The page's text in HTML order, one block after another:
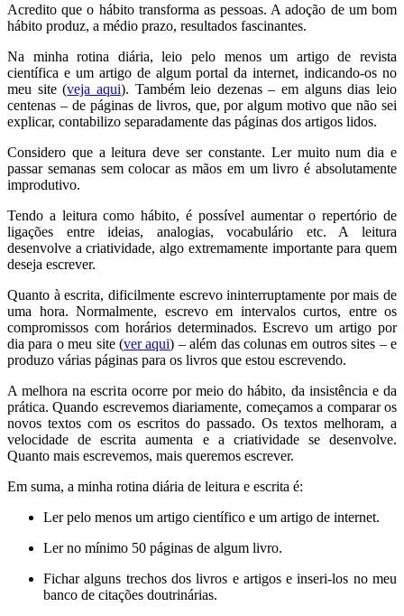
Acredito que o hábito transforma as pessoas. A adoção de um bom
hábito produz, a médio prazo, resultados fascinantes.
Na minha rotina diária, leio pelo menos um artigo de revista
científica e um artigo de algum portal da internet, indicando-os no
meu site (veja aqui). Também leio dezenas – em alguns dias leio
centenas – de páginas de livros, que, por algum motivo que não sei
explicar, contabilizo separadamente das páginas dos artigos lidos.
Considero que a leitura deve ser constante. Ler muito num dia e
passar semanas sem colocar as mãos em um livro é absolutamente
improdutivo.
Tendo a leitura como hábito, é possível aumentar o repertório de
ligações entre ideias, analogias, vocabulário etc. A leitura
desenvolve a criatividade, algo extremamente importante para quem
deseja escrever.
Quanto à escrita, dificilmente escrevo ininterruptamente por mais de
uma hora. Normalmente, escrevo em intervalos curtos, entre os
compromissos com horários determinados. Escrevo um artigo por
dia para o meu site (ver aqui) – além das colunas em outros sites – e
produzo várias páginas para os livros que estou escrevendo.
A melhora na escrita ocorre por meio do hábito, da insistência e da
prática. Quando escrevemos diariamente, começamos a comparar os
novos textos com os escritos do passado. Os textos melhoram, a
velocidade de escrita aumenta e a criatividade se desenvolve.
Quanto mais escrevemos, mais queremos escrever.
Em suma, a minha rotina diária de leitura e escrita é:
Ler pelo menos um artigo científico e um artigo de internet.
Ler no mínimo 50 páginas de algum livro.
Fichar alguns trechos dos livros e artigos e inseri-los no meu
banco de citações doutrinárias.